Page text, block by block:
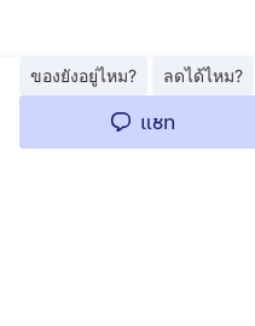
ของยังอยู่ไหม? ลดได้ไหม?
แชท